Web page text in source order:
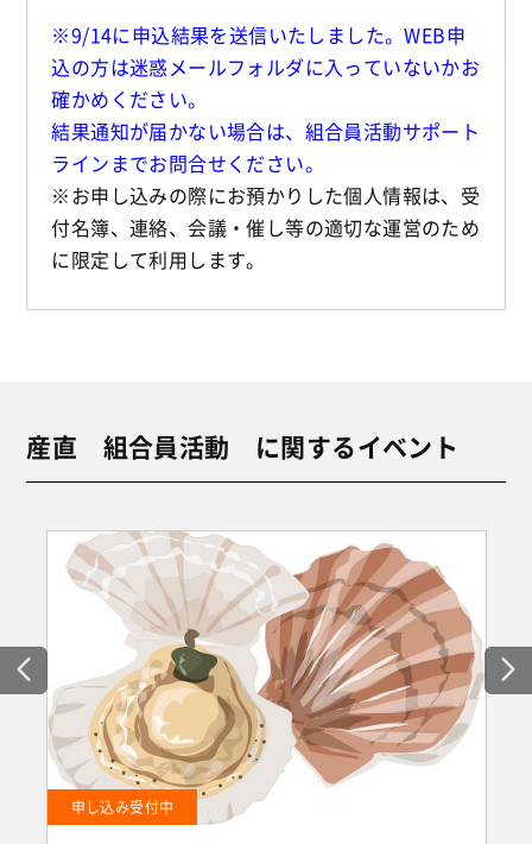
※9/14に申込結果を送信いたしました。WEB申
込の方は迷惑メールフォルダに入っていないかお
確かめください。
結果通知が届かない場合は、組合員活動サポート
ラインまでお問合せください。
※お申し込みの際にお預かりした個人情報は、受
付名簿、連絡、会議・催し等の適切な運営のため
に限定して利用します。
産直 組合員活動 に関するイベント
申し込み受付中